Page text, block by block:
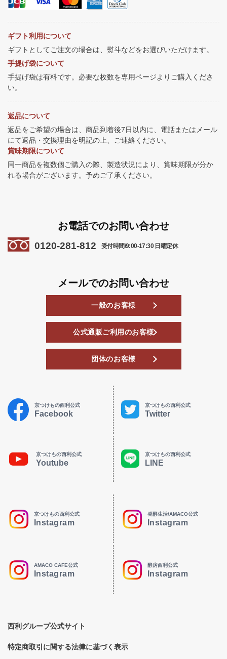
ギフト利用について
ギフトとしてご注文の場合は、熨斗などをお選びいただけます。
手提げ袋について
手提げ袋は有料です。必要な枚数を専用ページよりご購入くださ
い。
返品について
返品をご希望の場合は、商品到着後7日以内に、電話またはメール
にて返品・交換理由を明記の上、ご連絡ください。
賞味期限について
同一商品を複数個ご購入の際、製造状況により、賞味期限が分か
れる場合がございます。予めご了承ください。
お電話でのお問い合わせ
0120-281-812 受付時間/9:00-17:30 日曜定休
メールでのお問い合わせ
一般のお客様
公式通販ご利用のお客様
団体のお客様
京つけもの西利公式
Facebook
京つけもの西利公式
Twitter
京つけもの西利公式
Youtube
京つけもの西利公式
LINE
京つけもの西利公式
Instagram
発酵生活/AMACO公式
Instagram
AMACO CAFE公式
Instagram
酵房西利公式
Instagram
西利グループ公式サイト
特定商取引に関する法律に基づく表示